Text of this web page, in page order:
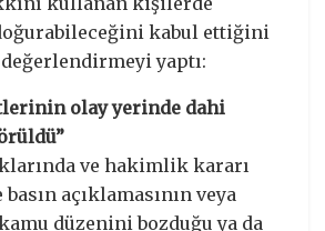
kabul ettiğini
yaptı:
olay yerinde dahi
ve hakimlik kararı
açıklamasının veya
düzenini bozduğu ya da